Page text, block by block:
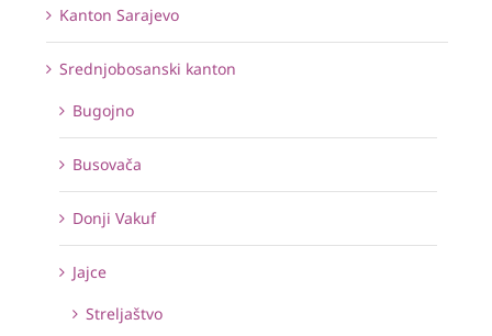
Kanton Sarajevo
Srednjobosanski kanton
Bugojno
Busovača
Donji Vakuf
Jajce
Streljaštvo